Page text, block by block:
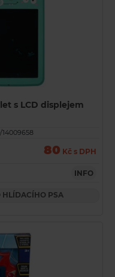
s LCD displejem
80 Kč s DPH
INFO
HLÍDACÍHO PSA